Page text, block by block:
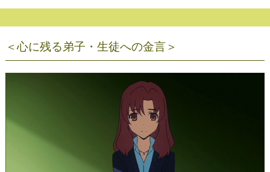
＜心に残る弟子・生徒への金言＞